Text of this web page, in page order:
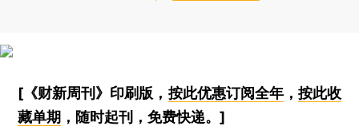
[《财新周刊》印刷版， 按此优惠订阅全年， 按此收
藏单期 ，随时起刊，免费快递。]